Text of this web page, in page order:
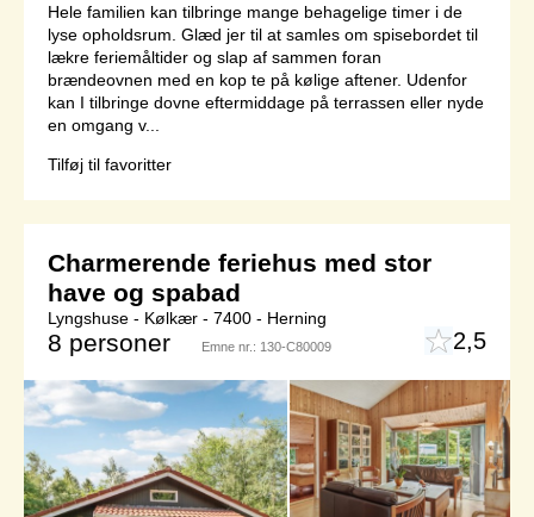
Hele familien kan tilbringe mange behagelige timer i de
lyse opholdsrum. Glæd jer til at samles om spisebordet til
lækre feriemåltider og slap af sammen foran
brændeovnen med en kop te på kølige aftener. Udenfor
kan I tilbringe dovne eftermiddage på terrassen eller nyde
en omgang v...
Tilføj til favoritter
Charmerende feriehus med stor
have og spabad
Lyngshuse - Kølkær - 7400 - Herning
8 personer Emne nr.: 130-C80009 2,5